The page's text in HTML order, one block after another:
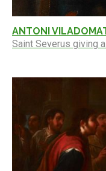
ANTONI
Saint Severus giving